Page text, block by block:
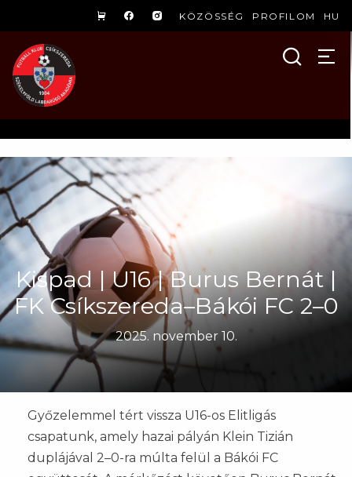
KÖZÖSSÉG PROFILOM HU
Kispad | U16 | Burus Bernát |
FK Csíkszereda–Bákói FC 2–0
2025. november 10.
Győzelemmel tért vissza U16-os Elitligás
csapatunk, amely hazai pályán Klein Tizián
duplájával 2–0-ra múlta felül a Bákói FC